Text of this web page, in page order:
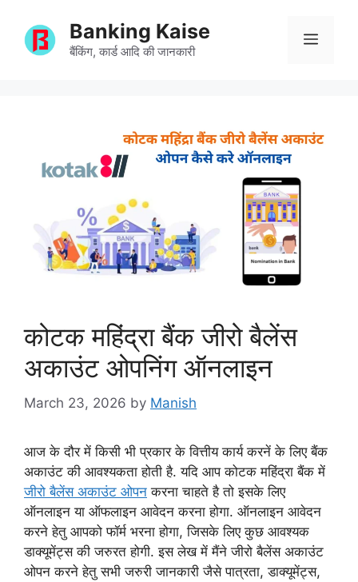
content
Banking Kaise
बैंकिंग, कार्ड आदि की जानकारी
Menu
कोटक महिंद्रा बैंक जीरो बैलेंस
अकाउंट ओपनिंग ऑनलाइन
March 23, 2026 by Manish
आज के दौर में किसी भी प्रकार के वित्तीय कार्य करनें के लिए बैंक
अकाउंट की आवश्यकता होती है. यदि आप कोटक महिंद्रा बैंक में
जीरो बैलेंस अकाउंट ओपन करना चाहते है तो इसके लिए
ऑनलाइन या ऑफलाइन आवेदन करना होगा. ऑनलाइन आवेदन
करने हेतु आपको फॉर्म भरना होगा, जिसके लिए कुछ आवश्यक
डाक्यूमेंट्स की जरुरत होगी. इस लेख में मैंने जीरो बैलेंस अकाउंट
ओपन करने हेतु सभी जरुरी जानकारी जैसे पात्रता, डाक्यूमेंट्स,